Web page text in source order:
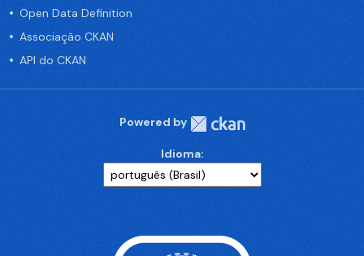
Open Data Definition
Associação CKAN
API do CKAN
Powered by
Idioma